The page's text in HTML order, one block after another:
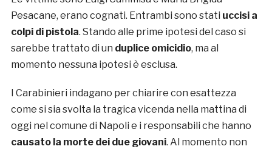
Pesacane, erano cognati. Entrambi sono stati uccisi a
colpi di pistola. Stando alle prime ipotesi del caso si
sarebbe trattato di un duplice omicidio, ma al
momento nessuna ipotesi è esclusa.
I Carabinieri indagano per chiarire con esattezza
come si sia svolta la tragica vicenda nella mattina di
oggi nel comune di Napoli e i responsabili che hanno
causato la morte dei due giovani. Al momento non